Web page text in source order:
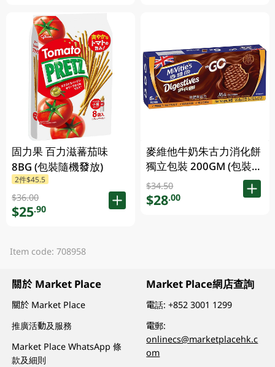
固力果 百力滋蕃茄味
8BG (包裝隨機發放)
2件$45.5
$36.00
$25.90
麥維他牛奶朱古力消化餅
獨立包裝 200GM (包裝隨
機發放)
$34.50
$28.00
Item code: 708958
關於 Market Place
關於 Market Place
推廣活動及服務
Market Place WhatsApp 條
款及細則
Market Place網店查詢
電話:+852 3001 1299
電郵:
onlinecs@marketplacehk.c
om